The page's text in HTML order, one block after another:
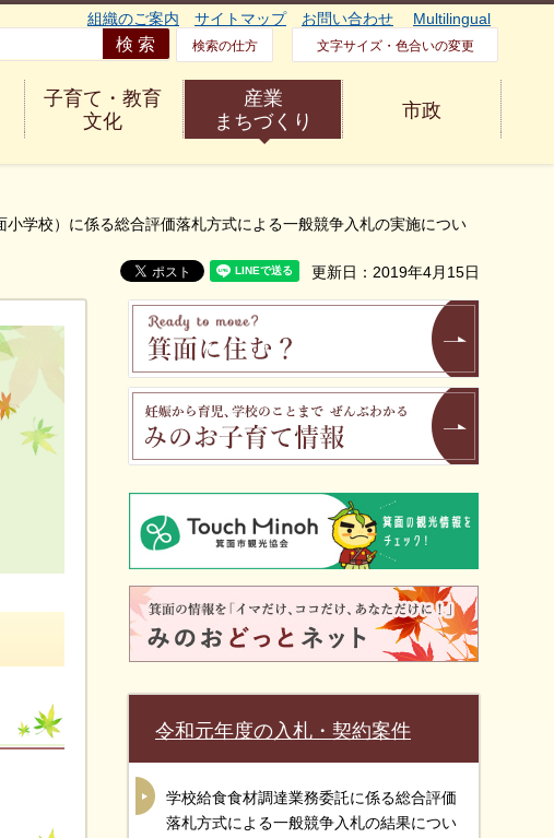
組織のご案内 サイトマップ お問い合わせ Multilingual
検索の仕方 文字サイズ・色合いの変更
子育て・教育
文化
産業
まちづくり
市政
学校）に係る総合評価落札方式による一般競争入札の実施につい
更新日：2019年4月15日
令和元年度の入札・契約案件
学校給食食材調達業務委託に係る総合評価
落札方式による一般競争入札の結果につい